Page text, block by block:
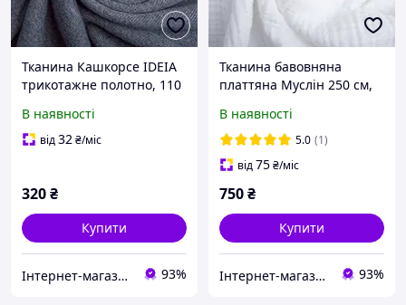
Тканина Кашкорсе IDEIA
трикотажне полотно, 110
рубчик, для манжетів,
горловин, темно сірий
В наявності
від32₴/міс
320₴
Купити
Інтернет-магазин "Kid Toys" 93%
Тканина бавовняна
платтяна Муслін 250 см,
суконь, блузок, спідниць,
халатів і костюмів білий
В наявності
5.0 (1)
від75₴/міс
750₴
Купити
Інтернет-магазин "Kid Toys" 93%